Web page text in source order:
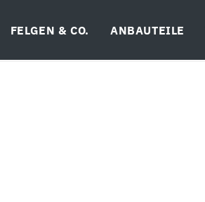
FELGEN & CO. ANBAUTEILE